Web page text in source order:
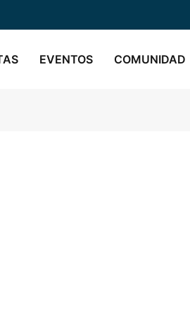
EVENTOS COMUNIDAD